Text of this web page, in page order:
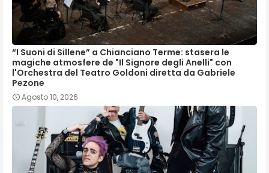
“I Suoni di Sillene” a Chianciano Terme: stasera le
magiche atmosfere de "Il Signore degli Anelli" con
l'Orchestra del Teatro Goldoni diretta da Gabriele
Pezone
Agosto 10, 2026